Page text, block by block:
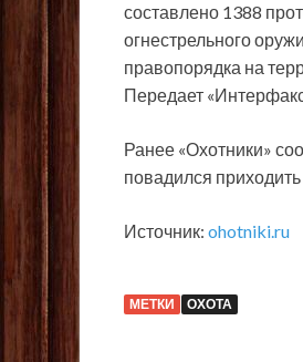
составлено 1388
огнестрельного
правопорядка на
Передает
Ранее «Охотники»
повадился
Источник: ohotniki.ru
МЕТКИ ОХОТА